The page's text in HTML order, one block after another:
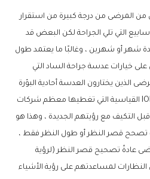
من المرضى من درجة كبيرة من استقرار
التي تلي الجراحة لكن البعض قد
شهر أو شهرين ، وغالبًا ما يعتمد طول
على خيارات عدسة جراحة الساد التي
الذين يختارون العدسة أحادية البؤرة
داخل العين (IOL) ، وهي عدسة IOL القياسية التي تغطيها معظم شركات
التكيف مع رؤيتهم الجديدة ، وهذا هو
تصحح قصر النظر أو طول النظر فقط ،
عادةً تصحيح قصر النظر (لرؤية
النظارات لمساعدتهم على رؤية الأشياء